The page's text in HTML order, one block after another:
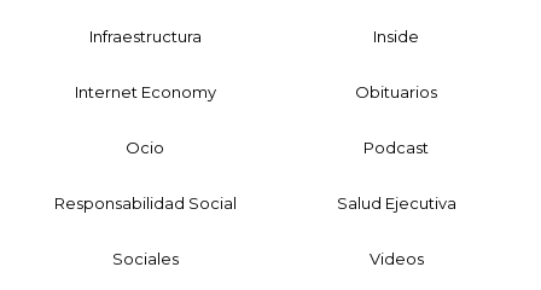
Infraestructura Inside
Internet Economy Obituarios
Ocio Podcast
Responsabilidad Social Salud Ejecutiva
Sociales Videos